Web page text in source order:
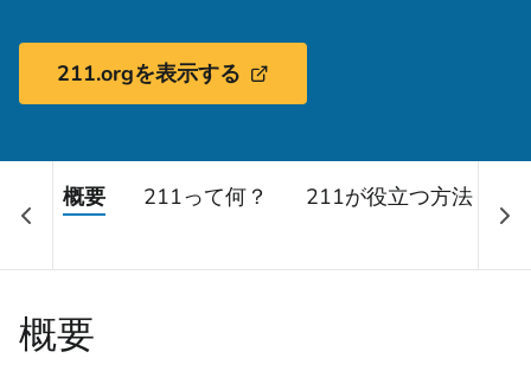
211.orgを表示する
概要 211って何？ 211が役立つ方法
概要